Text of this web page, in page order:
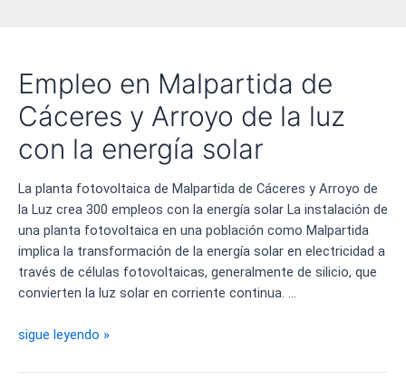
Empleo en Malpartida de
Cáceres y Arroyo de la luz
con la energía solar
La planta fotovoltaica de Malpartida de Cáceres y Arroyo de
la Luz crea 300 empleos con la energía solar La instalación de
una planta fotovoltaica en una población como Malpartida
implica la transformación de la energía solar en electricidad a
través de células fotovoltaicas, generalmente de silicio, que
convierten la luz solar en corriente continua. …
Empleo
Malpartida
sigue leyendo »